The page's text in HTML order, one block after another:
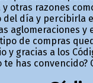
otras razones
día y percibirla
aglomeraciones
de compras
y gracias a los
te has